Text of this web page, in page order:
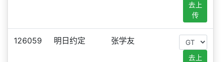
去上
传
126059 明日约定 张学友
去上